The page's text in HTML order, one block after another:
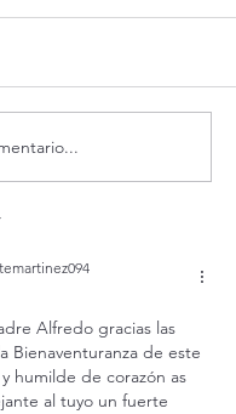
espiritual.
los
Alfredo gracias las
Bienaventuranza de este
humilde de corazón as
al tuyo un fuerte